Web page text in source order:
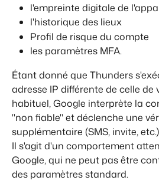
l'empreinte digitale de
l'historique des lieux
Profil de risque du compte
les paramètres MFA.
Étant donné que Thunders
adresse IP différente de celle de
habituel, Google interprète la
"non fiable" et déclenche une
supplémentaire (SMS, invite,
Il s'agit d'un comportement
Google, qui ne peut pas être
des paramètres standard.